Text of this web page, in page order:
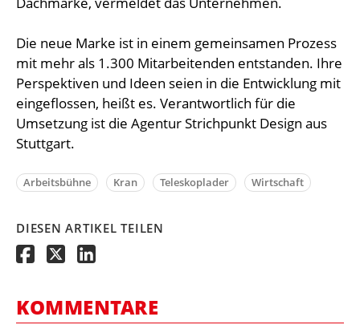
Die neue Marke ist in einem gemeinsamen Prozess
mit mehr als 1.300 Mitarbeitenden entstanden. Ihre
Perspektiven und Ideen seien in die Entwicklung mit
eingeflossen, heißt es. Verantwortlich für die
Umsetzung ist die Agentur Strichpunkt Design aus
Stuttgart.
Arbeitsbühne Kran Teleskoplader Wirtschaft
DIESEN ARTIKEL TEILEN
KOMMENTARE